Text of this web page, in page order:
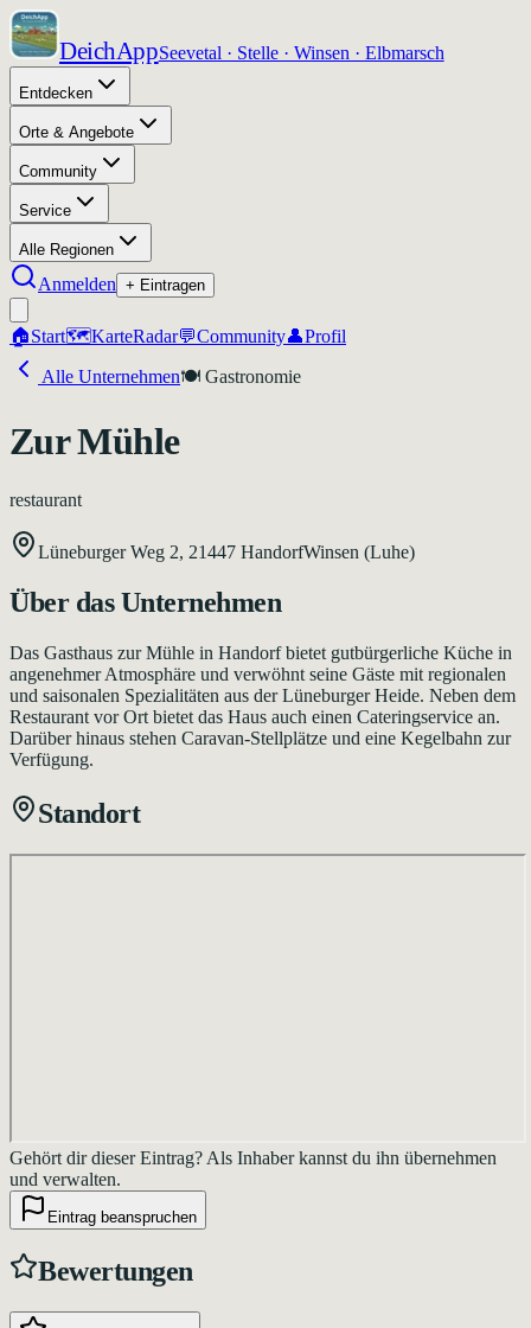
DeichAppSeevetal · Stelle · Winsen · Elbmarsch
Entdecken
Orte & Angebote
Community
Service
Alle Regionen
Anmelden + Eintragen
🏠Start🗺️KarteRadar💬Community👤Profil
Alle Unternehmen🍽️ Gastronomie
Zur Mühle
restaurant
Lüneburger Weg 2, 21447 HandorfWinsen (Luhe)
Über das Unternehmen
Das Gasthaus zur Mühle in Handorf bietet gutbürgerliche Küche in
angenehmer Atmosphäre und verwöhnt seine Gäste mit regionalen
und saisonalen Spezialitäten aus der Lüneburger Heide. Neben dem
Restaurant vor Ort bietet das Haus auch einen Cateringservice an.
Darüber hinaus stehen Caravan-Stellplätze und eine Kegelbahn zur
Verfügung.
Standort
Gehört dir dieser Eintrag? Als Inhaber kannst du ihn übernehmen
und verwalten.
Eintrag beanspruchen
Bewertungen